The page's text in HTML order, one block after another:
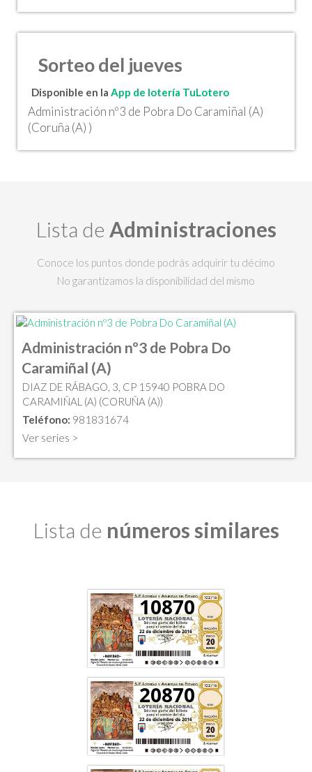
Sorteo del jueves
Disponible en la App de lotería TuLotero
Administración nº3 de Pobra Do Caramiñal (A)
(Coruña (A) )
Lista de Administraciones
Conoce los puntos donde podrás adquirir tu décimo
No garantizamos la disponibilidad del mismo
Administración nº3 de Pobra Do
Caramiñal (A)
DIAZ DE RÁBAGO, 3, CP 15940 POBRA DO
CARAMIÑAL (A) (CORUÑA (A))
Teléfono: 981831674
Ver series >
Lista de números similares
10870
20870